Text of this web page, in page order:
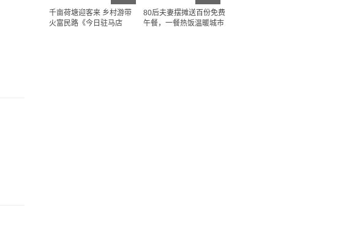
千亩荷塘迎客来 乡村游带
火富民路《今日驻马店
80后夫妻摆摊送百份免费
午餐，一餐热饭温暖城市